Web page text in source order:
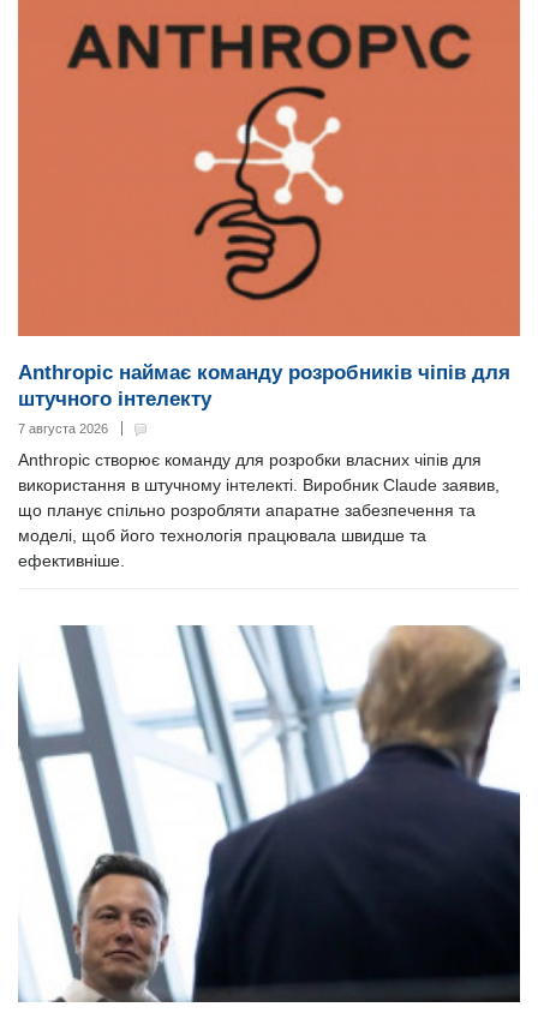
Anthropic наймає команду розробників чіпів для
штучного інтелекту
7 августа 2026
Anthropic створює команду для розробки власних чіпів для
використання в штучному інтелекті. Виробник Claude заявив,
що планує спільно розробляти апаратне забезпечення та
моделі, щоб його технологія працювала швидше та
ефективніше.